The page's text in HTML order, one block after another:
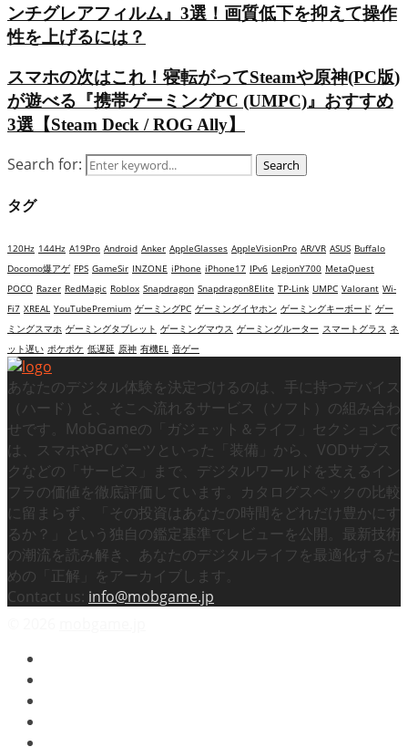
ンチグレアフィルム』3選！画質低下を抑えて操作
性を上げるには？
スマホの次はこれ！寝転がってSteamや原神(PC版)
が遊べる『携帯ゲーミングPC (UMPC)』おすすめ
3選【Steam Deck / ROG Ally】
Search for: Search
タグ
120Hz 144Hz A19Pro Android Anker AppleGlasses AppleVisionPro AR/VR ASUS Buffalo
Docomo爆アゲ FPS GameSir INZONE iPhone iPhone17 IPv6 LegionY700 MetaQuest
POCO Razer RedMagic Roblox Snapdragon Snapdragon8Elite TP-Link UMPC Valorant Wi-
Fi7 XREAL YouTubePremium ゲーミングPC ゲーミングイヤホン ゲーミングキーボード ゲー
ミングスマホ ゲーミングタブレット ゲーミングマウス ゲーミングルーター スマートグラス ネ
ット遅い ポケポケ 低遅延 原神 有機EL 音ゲー
あなたのデジタル体験を決定づけるのは、手に持つデバイス
（ハード）と、そこへ流れるサービス（ソフト）の組み合わ
せです。MobGameの「ガジェット＆ライフ」セクションで
は、スマホやPCパーツといった「装備」から、VODサブス
クなどの「サービス」まで、デジタルワールドを支えるイン
フラの価値を徹底評価しています。カタログスペックの比較
に留まらず、「その投資はあなたの時間をどれだけ豊かにす
るか？」という独自の鑑定基準でレビューを公開。最新技術
の潮流を読み解き、あなたのデジタルライフを最適化するた
めの「正解」をアーカイブします。
Contact us: info@mobgame.jp